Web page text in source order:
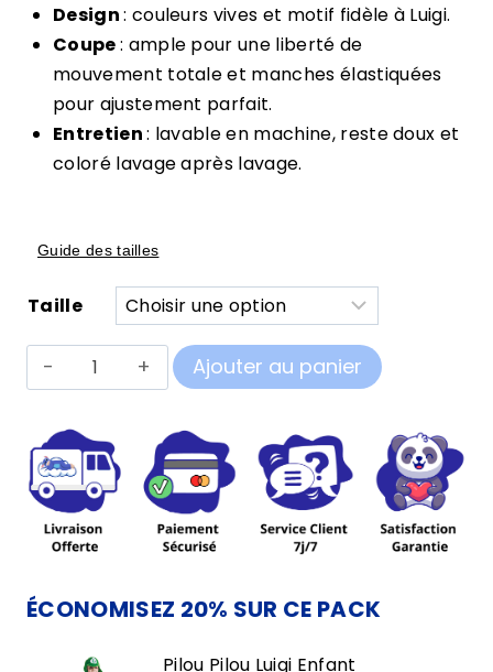
Design: couleurs vives et motif fidèle à Luigi.
Coupe: ample pour une liberté de
mouvement totale et manches élastiquées
pour ajustement parfait.
Entretien: lavable en machine, reste doux et
coloré lavage après lavage.
Guide des tailles
Taille
quantité
de
Pilou
Luigi
Enfant
Ajouter au panier
ÉCONOMISEZ 20% SUR CE PACK
Pilou Pilou Luigi Enfant